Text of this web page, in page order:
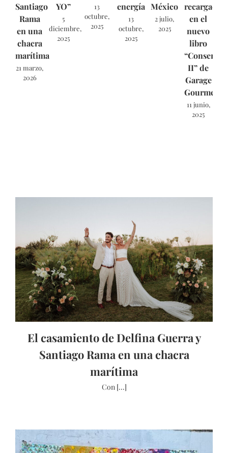
Santiago
Rama
en una
chacra
marítima
21 marzo,
2026
YO”
5
diciembre,
2025
13
octubre,
2025
energía
13
octubre,
2025
México
2 julio,
2025
recargado
en el
nuevo
libro
“Conservas
II” de
Garage
Gourmet.
11 junio,
2025
El casamiento de Delfina Guerra y
Santiago Rama en una chacra
marítima
Con [...]